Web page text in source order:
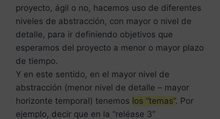
proyecto, ágil o no, hacemos uso de diferentes
niveles de abstracción, con mayor o nivel de
detalle, para ir definiendo objetivos que
esperamos del proyecto a menor o mayor plazo
de tiempo.
Y en este sentido, en el mayor nivel de
abstracción (menor nivel de detalle – mayor
horizonte temporal) tenemos los “temas”. Por
ejemplo, decir que en la “reléase 3”